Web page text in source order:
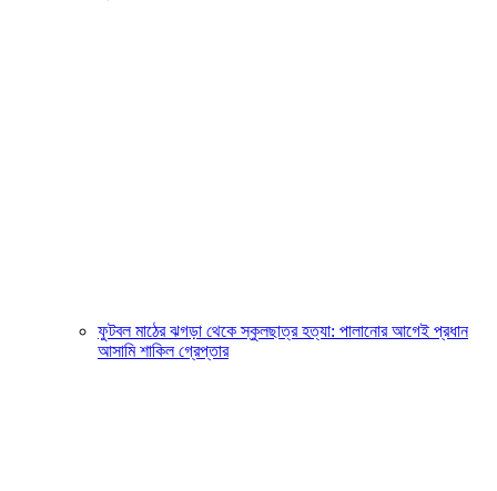
ফুটবল মাঠের ঝগড়া থেকে স্কুলছাত্র হত্যা: পালানোর আগেই প্রধান
আসামি শাকিল গ্রেপ্তার